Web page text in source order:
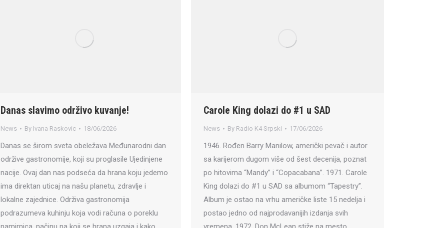
Danas slavimo održivo kuvanje!
News By Ivana Raskovic 18/06/2026
Danas se širom sveta obeležava Međunarodni dan
održive gastronomije, koji su proglasile Ujedinjene
nacije. Ovaj dan nas podseća da hrana koju jedemo
ima direktan uticaj na našu planetu, zdravlje i
lokalne zajednice. Održiva gastronomija
podrazumeva kuhinju koja vodi računa o poreklu
Carole King dolazi do #1 u SAD
News By Radio K4 Srpski 17/06/2026
1946. Rođen Barry Manilow, američki pevač i autor
sa karijerom dugom više od šest decenija, poznat
po hitovima “Mandy” i “Copacabana”. 1971. Carole
King dolazi do #1 u SAD sa albumom “Tapestry”.
Album je ostao na vrhu američke liste 15 nedelja i
postao jedno od najprodavanijih izdanja svih